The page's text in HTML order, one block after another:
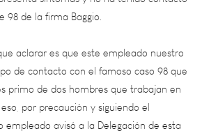
es que este empleado nuestro
contacto con el famoso caso 98 que
de dos hombres que trabajan en
por precaución y siguiendo el
avisó a la Delegación de esta